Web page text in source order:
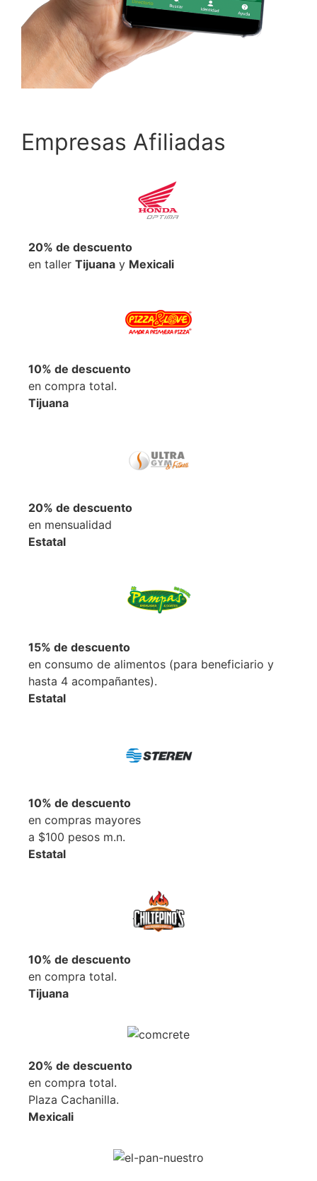
Empresas Afiliadas
20% de descuento
en taller Tijuana y Mexicali
10% de descuento
en compra total.
Tijuana
20% de descuento
en mensualidad
Estatal
15% de descuento
en consumo de alimentos (para beneficiario y
hasta 4 acompañantes).
Estatal
10% de descuento
en compras mayores
a $100 pesos m.n.
Estatal
10% de descuento
en compra total.
Tijuana
20% de descuento
en compra total.
Plaza Cachanilla.
Mexicali